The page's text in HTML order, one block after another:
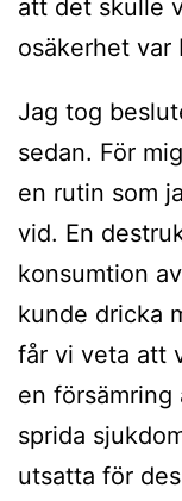
att det skulle
osäkerhet var
Jag tog
sedan. För
en rutin som
vid. En
konsumtion
kunde dricka
får vi veta att
en
sprida
utsatta för